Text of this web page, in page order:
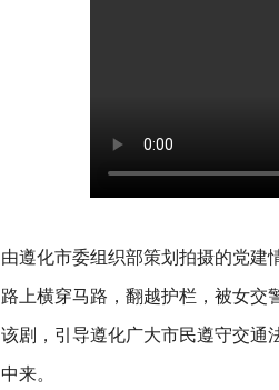
由遵化市委组织部策划拍摄的党
路上横穿马路，翻越护栏，被女
该剧，引导遵化广大市民遵守交通
中来。